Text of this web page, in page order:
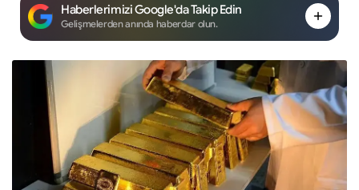
Haberlerimizi Google'da Takip Edin
Gelişmelerden anında haberdar olun.